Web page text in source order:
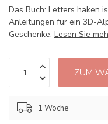
Das Buch: Letters haken
Anleitungen für ein 3D-
Geschenke. Lesen Sie
ZUM
1 Woche